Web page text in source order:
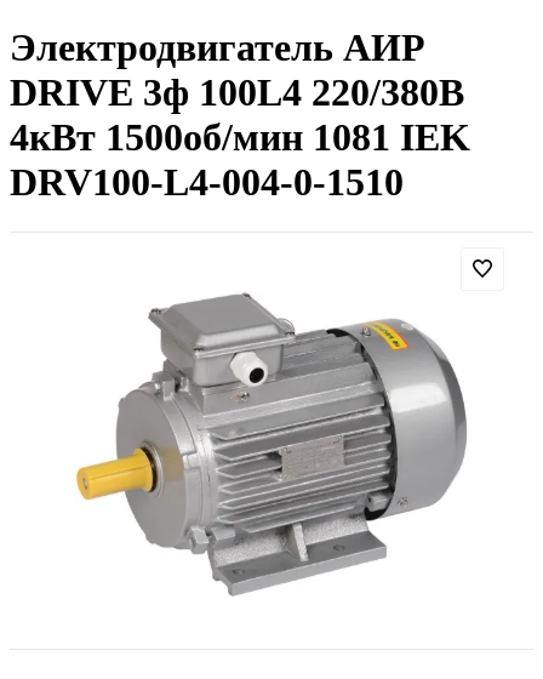
Электродвигатель АИР
DRIVE 3ф 100L4 220/380В
4кВт 1500об/мин 1081 IEK
DRV100-L4-004-0-1510